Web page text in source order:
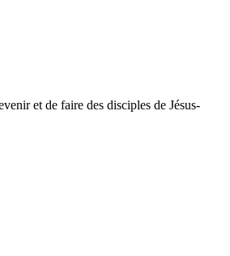
et de faire des disciples de Jésus-